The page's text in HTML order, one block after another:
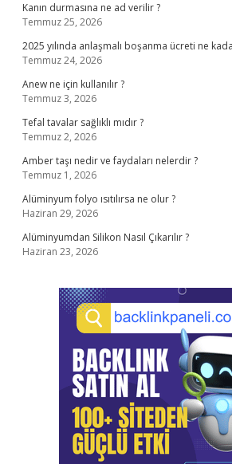
Kanın durmasına ne ad verilir ?
Temmuz 25, 2026
2025 yılında anlaşmalı boşanma ücreti ne
Temmuz 24, 2026
Anew ne için kullanılır ?
Temmuz 3, 2026
Tefal tavalar sağlıklı mıdır ?
Temmuz 2, 2026
Amber taşı nedir ve faydaları nelerdir ?
Temmuz 1, 2026
Alüminyum folyo ısıtılırsa ne olur ?
Haziran 29, 2026
Alüminyumdan Silikon Nasıl Çıkarılır ?
Haziran 23, 2026